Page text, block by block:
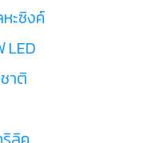
ะซิงค์
LED
าติ